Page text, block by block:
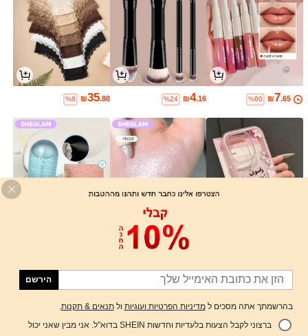
₪7.65
%60
₪4.16
%24
₪35.88
%8
הירשם
בהרשמתך אתה מסכים למדיניות הפרטיות ועוגיות ולתנאים & תקנות.
ברצוני לקבל הצעות בלעדיות וחדשות SHEIN בדוא"ל. אני מבין שאני יכול